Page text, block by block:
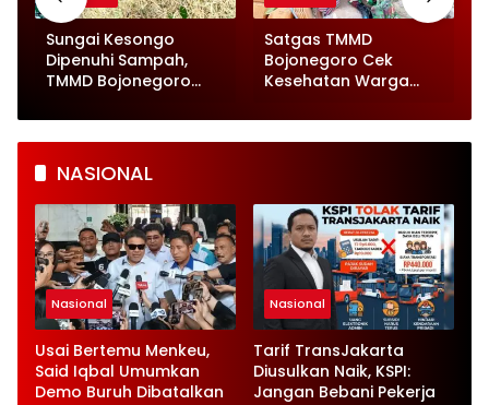
Sungai Kesongo
Dipenuhi Sampah,
TMMD Bojonegoro
Satgas TMMD
Bojonegoro Cek
Kesehatan Warga
NASIONAL
Nasional
Usai Bertemu Menkeu,
Said Iqbal Umumkan
Demo Buruh Dibatalkan
Nasional
Tarif TransJakarta
Diusulkan Naik, KSPI:
Jangan Bebani Pekerja